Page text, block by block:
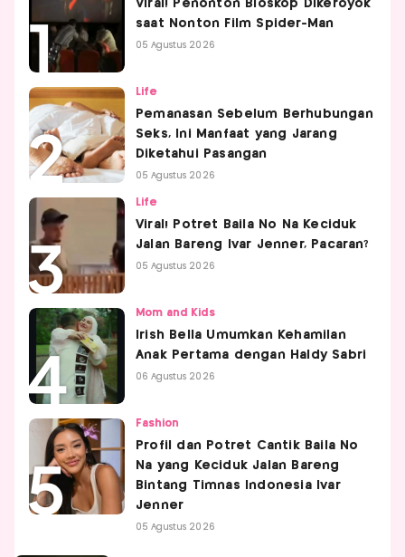
Viral! Penonton Bioskop Dikeroyok
saat Nonton Film Spider-Man
05 Agustus 2026
Life
Pemanasan Sebelum Berhubungan
Seks, Ini Manfaat yang Jarang
Diketahui Pasangan
05 Agustus 2026
Life
Viral! Potret Baila No Na Keciduk
Jalan Bareng Ivar Jenner, Pacaran?
05 Agustus 2026
Mom and Kids
Irish Bella Umumkan Kehamilan
Anak Pertama dengan Haldy Sabri
06 Agustus 2026
Fashion
Profil dan Potret Cantik Baila No
Na yang Keciduk Jalan Bareng
Bintang Timnas Indonesia Ivar
Jenner
05 Agustus 2026